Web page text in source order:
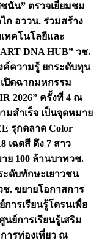
นัน” ตรวจเยี่ยมชม
ก อววน. ร่วมสร้าง
ทคโนโลยีและ
DNA HUB” วช.
ค์ความรู้ ยกระดับทุน
ปิดฉากมหกรรม
2026” ครั้งที่ 4 ณ
มสำเร็จ เป็นจุดหมาย
รุกตลาด Color
เฉดสี ดึง 7 สาว
าย 100 ล้านบาทวช.
ดับทักษะเยาวชน
ช. ขยายโอกาสการ
การเรียนรู้โดรนเพื่อ
นย์การเรียนรู้เสริม
ารท่องเที่ยว ณ